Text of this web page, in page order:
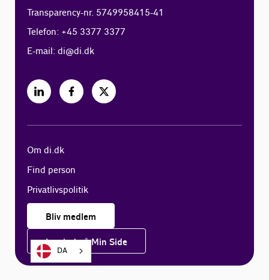
Transparency-nr. 5749958415-41
Telefon: +45 3377 3377
E-mail:di@di.dk
Om di.dk
Find person
Privatlivspolitik
Bliv medlem
Log ind på Min Side
DA